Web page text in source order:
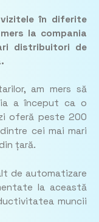
vizitele în diferite
la compania
distribuitori de
am mers să
a început ca o
oferă peste 200
cei mai mari
țară.
de automatizare
la această
muncii